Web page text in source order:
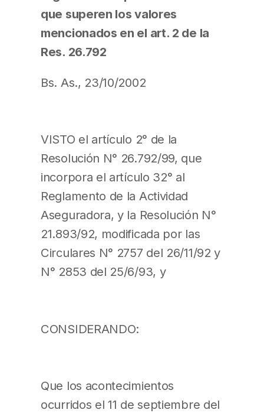
que superen los valores
mencionados en el art. 2 de la
Res. 26.792
Bs. As., 23/10/2002
VISTO el artículo 2° de la
Resolución N° 26.792/99, que
incorpora el artículo 32° al
Reglamento de la Actividad
Aseguradora, y la Resolución N°
21.893/92, modificada por las
Circulares N° 2757 del 26/11/92 y
N° 2853 del 25/6/93, y
CONSIDERANDO:
Que los acontecimientos
ocurridos el 11 de septiembre del